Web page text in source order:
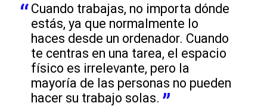
Cuando trabajas, no importa dónde
estás, ya que normalmente lo
haces desde un ordenador. Cuando
te centras en una tarea, el espacio
físico es irrelevante, pero la
mayoría de las personas no pueden
hacer su trabajo solas.